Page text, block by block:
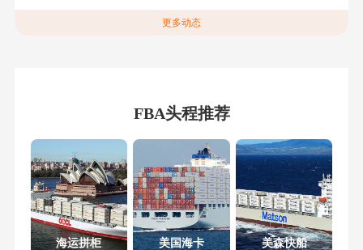
更多动态
FBA头程推荐
海运拼柜 美国海卡 美森快船